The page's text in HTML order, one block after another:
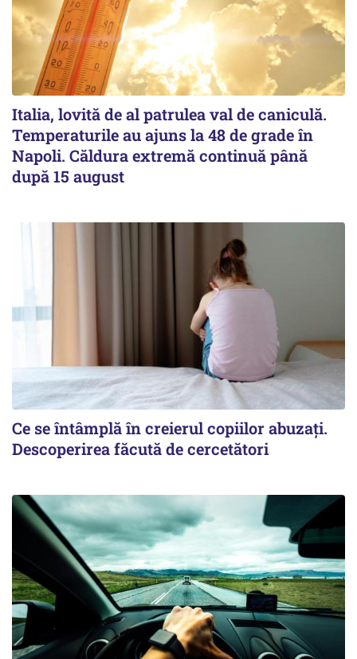
Italia, lovită de al patrulea val de caniculă.
Temperaturile au ajuns la 48 de grade în
Napoli. Căldura extremă continuă până
după 15 august
Ce se întâmplă în creierul copiilor abuzați.
Descoperirea făcută de cercetători